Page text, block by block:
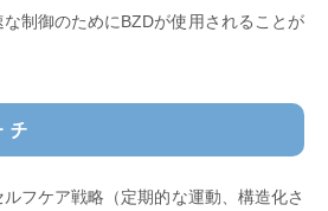
制御のためにBZDが使用されることが
チ
フケア戦略（定期的な運動、構造化さ